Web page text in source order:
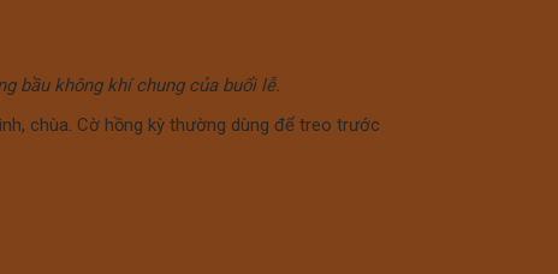
bầu không khí chung của buổi lễ.
chùa. Cờ hồng kỳ thường dùng để treo trước